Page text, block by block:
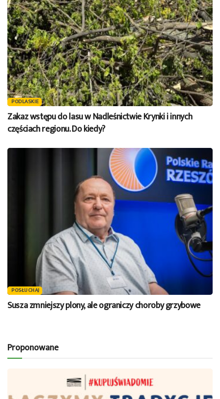
PODLASKIE
Zakaz wstępu do lasu w Nadleśnictwie Krynki i innych
częściach regionu. Do kiedy?
POSŁUCHAJ
Susza zmniejszy plony, ale ograniczy choroby grzybowe
Proponowane